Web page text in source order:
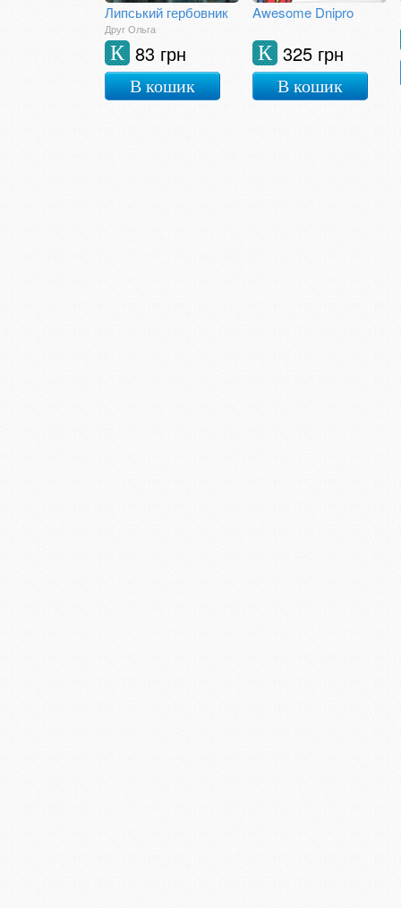
Липський гербовник
Друг Ольга
83 грн
К
В кошик
Awesome Dnipro
325 грн
К
В кошик